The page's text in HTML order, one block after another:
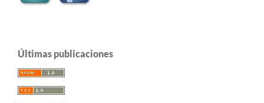
Últimas publicaciones